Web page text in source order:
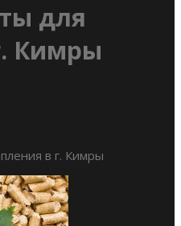
для
Кимры
в г. Кимры